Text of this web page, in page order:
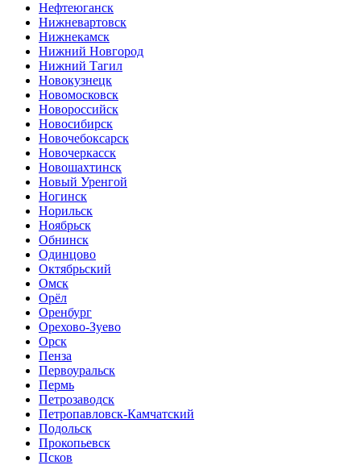
Нефтеюганск
Нижневартовск
Нижнекамск
Нижний Новгород
Нижний Тагил
Новокузнецк
Новомосковск
Новороссийск
Новосибирск
Новочебоксарск
Новочеркасск
Новошахтинск
Новый Уренгой
Ногинск
Норильск
Ноябрьск
Обнинск
Одинцово
Октябрьский
Омск
Орёл
Оренбург
Орехово-Зуево
Орск
Пенза
Первоуральск
Пермь
Петрозаводск
Петропавловск-Камчатский
Подольск
Прокопьевск
Псков